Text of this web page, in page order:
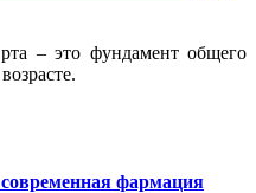
– это фундамент общего
фармация